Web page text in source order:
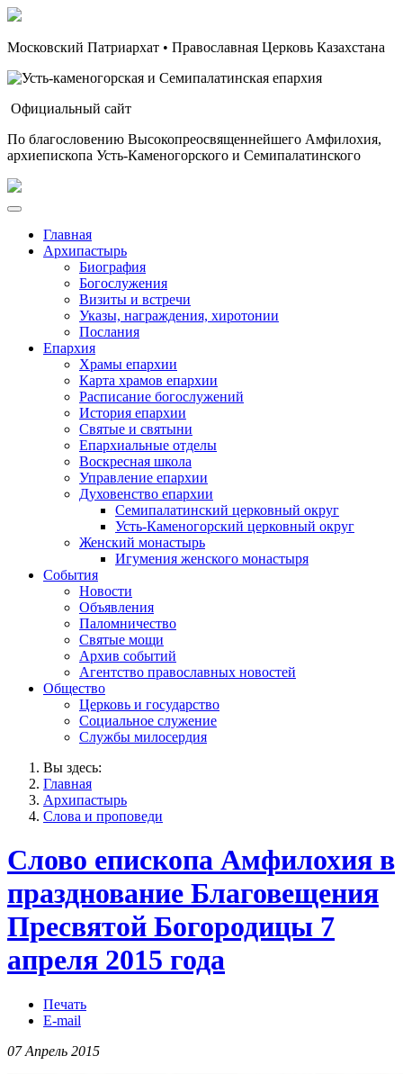
Московский Патриархат • Православная Церковь Казахстана
Официальный сайт
По благословению Высокопреосвященнейшего Амфилохия,
архиепископа Усть-Каменогорского и Семипалатинского
Главная
Архипастырь
Биография
Богослужения
Визиты и встречи
Указы, награждения, хиротонии
Послания
Епархия
Храмы епархии
Карта храмов епархии
Расписание богослужений
История епархии
Святые и святыни
Епархиальные отделы
Воскресная школа
Управление епархии
Духовенство епархии
Семипалатинский церковный округ
Усть-Каменогорский церковный округ
Женский монастырь
Игумения женского монастыря
События
Новости
Объявления
Паломничество
Святые мощи
Архив событий
Агентство православных новостей
Общество
Церковь и государство
Социальное служение
Службы милосердия
Вы здесь:
Главная
Архипастырь
Слова и проповеди
Слово епископа Амфилохия в
празднование Благовещения
Пресвятой Богородицы 7
апреля 2015 года
Печать
E-mail
07 Апрель 2015